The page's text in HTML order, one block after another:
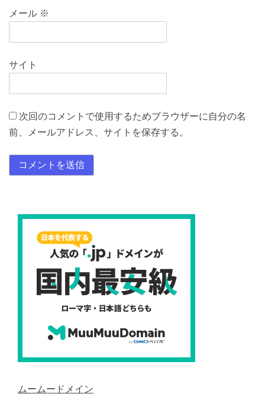
メール ※
サイト
次回のコメントで使用するためブラウザーに自分の名
前、メールアドレス、サイトを保存する。
ムームードメイン